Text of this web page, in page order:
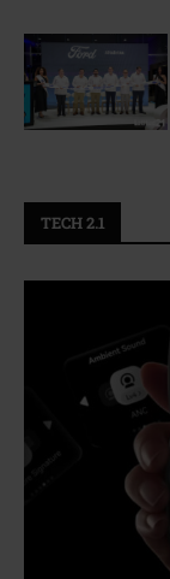
TECH 2.1